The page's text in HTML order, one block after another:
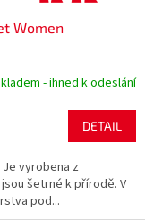
Women
- ihned k odeslání
DETAIL
vyrobena z
šetrné k přírodě. V
pod...